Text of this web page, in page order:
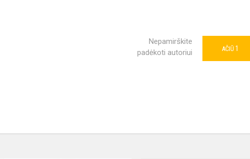
Nepamirškite
padėkoti autoriui
AČIŪ 1